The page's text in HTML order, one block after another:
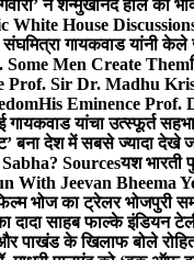
ने शन्मुखानंद हॉल को
House
गायकवाड यांनी
Men Create Them
Prof. Sir Dr. Madhu
His Eminence Prof.
गायकवाड यांचा उत्स्फूर्त
बना देश में सबसे ज्यादा देखे
Sourcesयश भारती
With Jeevan Bheema
भोज का ट्रेलर भोजपुरी
दादा साहब फाल्के इंडियन
पाखंड के खिलाफ बोले रोहित